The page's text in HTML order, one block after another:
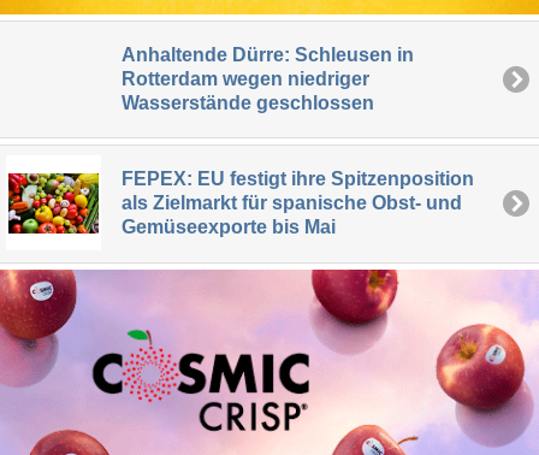
Anhaltende Dürre: Schleusen in
Rotterdam wegen niedriger
Wasserstände geschlossen
FEPEX: EU festigt ihre Spitzenposition
als Zielmarkt für spanische Obst- und
Gemüseexporte bis Mai